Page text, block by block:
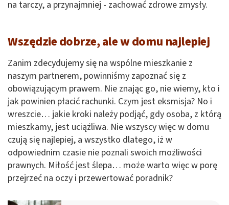
na tarczy, a przynajmniej - zachować zdrowe zmysły.
Wszędzie dobrze, ale w domu najlepiej
Zanim zdecydujemy się na wspólne mieszkanie z
naszym partnerem, powinniśmy zapoznać się z
obowiązującym prawem. Nie znając go, nie wiemy, kto i
jak powinien płacić rachunki. Czym jest eksmisja? No i
wreszcie… jakie kroki należy podjąć, gdy osoba, z którą
mieszkamy, jest uciążliwa. Nie wszyscy więc w domu
czują się najlepiej, a wszystko dlatego, iż w
odpowiednim czasie nie poznali swoich możliwości
prawnych. Miłość jest ślepa… może warto więc w porę
przejrzeć na oczy i przewertować poradnik?